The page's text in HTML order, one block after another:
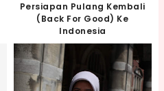
Persiapan Pulang Kembali
(back For Good) Ke
Indonesia